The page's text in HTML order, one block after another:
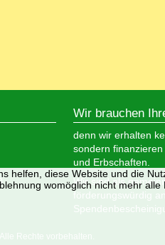
Wir brauchen
denn wir erhalten
sondern
und Erbschaften.
Wir sind als
förderungswürdig
Rechte vorbehalten.
helfen, diese Website und die
womöglich nicht mehr